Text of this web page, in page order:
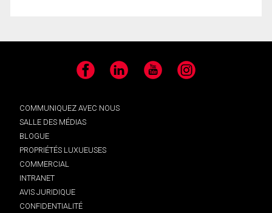
Facebook LinkedIn YouTube Instagram
COMMUNIQUEZ AVEC NOUS
SALLE DES MÉDIAS
BLOGUE
PROPRIÉTÉS LUXUEUSES
COMMERCIAL
INTRANET
AVIS JURIDIQUE
CONFIDENTIALITÉ